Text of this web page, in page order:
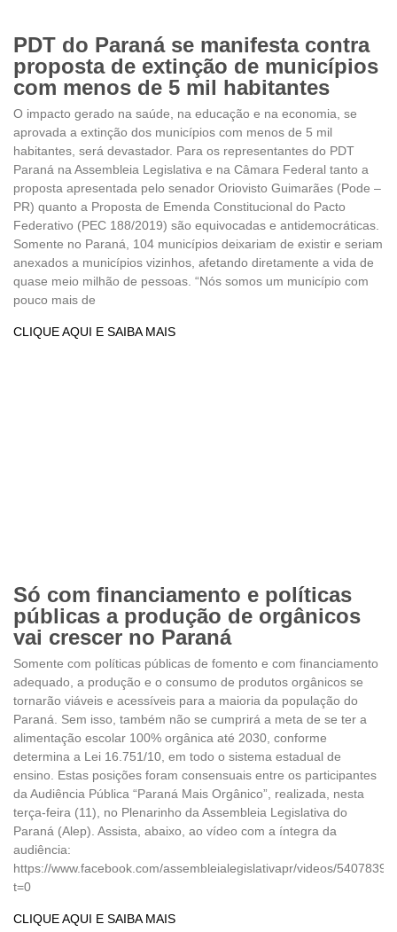
PDT do Paraná se manifesta contra
proposta de extinção de municípios
com menos de 5 mil habitantes
O impacto gerado na saúde, na educação e na economia, se
aprovada a extinção dos municípios com menos de 5 mil
habitantes, será devastador. Para os representantes do PDT
Paraná na Assembleia Legislativa e na Câmara Federal tanto a
proposta apresentada pelo senador Oriovisto Guimarães (Pode –
PR) quanto a Proposta de Emenda Constitucional do Pacto
Federativo (PEC 188/2019) são equivocadas e antidemocráticas.
Somente no Paraná, 104 municípios deixariam de existir e seriam
anexados a municípios vizinhos, afetando diretamente a vida de
quase meio milhão de pessoas. “Nós somos um município com
pouco mais de
CLIQUE AQUI E SAIBA MAIS
Só com financiamento e políticas
públicas a produção de orgânicos
vai crescer no Paraná
Somente com políticas públicas de fomento e com financiamento
adequado, a produção e o consumo de produtos orgânicos se
tornarão viáveis e acessíveis para a maioria da população do
Paraná. Sem isso, também não se cumprirá a meta de se ter a
alimentação escolar 100% orgânica até 2030, conforme
determina a Lei 16.751/10, em todo o sistema estadual de
ensino. Estas posições foram consensuais entre os participantes
da Audiência Pública “Paraná Mais Orgânico”, realizada, nesta
terça-feira (11), no Plenarinho da Assembleia Legislativa do
Paraná (Alep). Assista, abaixo, ao vídeo com a íntegra da
audiência:
https://www.facebook.com/assembleialegislativapr/videos/
t=0
CLIQUE AQUI E SAIBA MAIS